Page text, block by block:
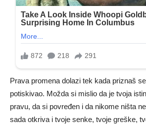
Prava promena dolazi tek kada priznaš
potiskivao. Možda si mislio da je tvoja
pravu, da si povređen i da nikome ništa
sada otkriva i tvoje senke, tvoje greške,